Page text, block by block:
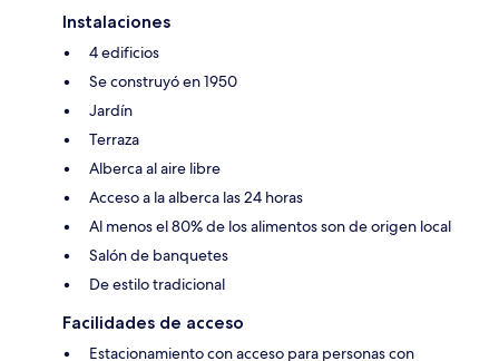
Instalaciones
4 edificios
Se construyó en 1950
Jardín
Terraza
Alberca al aire libre
Acceso a la alberca las 24 horas
Al menos el 80% de los alimentos son de origen local
Salón de banquetes
De estilo tradicional
Facilidades de acceso
Estacionamiento con acceso para personas con